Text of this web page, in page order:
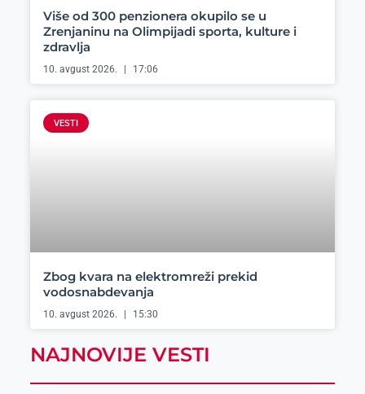
Više od 300 penzionera okupilo se u
Zrenjaninu na Olimpijadi sporta, kulture i
zdravlja
10. avgust 2026. 17:06
VESTI
Zbog kvara na elektromreži prekid
vodosnabdevanja
10. avgust 2026. 15:30
NAJNOVIJE VESTI